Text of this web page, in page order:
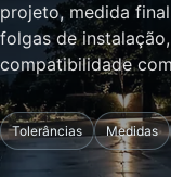
projeto, medida
folgas de
compatibilidade
Tolerâncias Medidas